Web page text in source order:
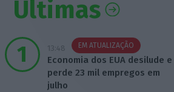
Últimas
13:48 EM ATUALIZAÇÃO
Economia dos EUA desilude e
perde 23 mil empregos em
julho